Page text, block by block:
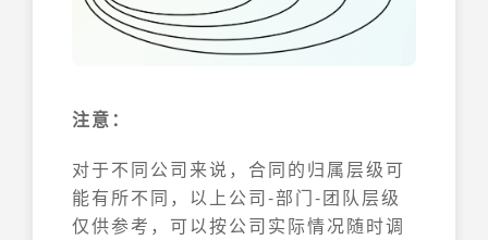
注意：
对于不同公司来说，合同的归属层级可
能有所不同，以上公司-部门-团队层级
仅供参考，可以按公司实际情况随时调